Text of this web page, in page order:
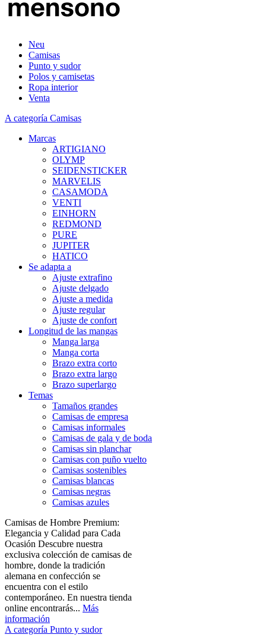
Neu
Camisas
Punto y sudor
Polos y camisetas
Ropa interior
Venta
A categoría Camisas
Marcas
ARTIGIANO
OLYMP
SEIDENSTICKER
MARVELIS
CASAMODA
VENTI
EINHORN
REDMOND
PURE
JUPITER
HATICO
Se adapta a
Ajuste extrafino
Ajuste delgado
Ajuste a medida
Ajuste regular
Ajuste de confort
Longitud de las mangas
Manga larga
Manga corta
Brazo extra corto
Brazo extra largo
Brazo superlargo
Temas
Tamaños grandes
Camisas de empresa
Camisas informales
Camisas de gala y de boda
Camisas sin planchar
Camisas con puño vuelto
Camisas sostenibles
Camisas blancas
Camisas negras
Camisas azules
Camisas de Hombre Premium:
Elegancia y Calidad para Cada
Ocasión Descubre nuestra
exclusiva colección de camisas de
hombre, donde la tradición
alemana en confección se
encuentra con el estilo
contemporáneo. En nuestra tienda
online encontrarás... Más
información
A categoría Punto y sudor